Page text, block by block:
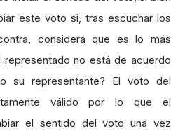
este voto si, tras escuchar los
considera que es lo más
no está de acuerdo
su representante? El voto del
válido por lo que el
el sentido del voto una vez